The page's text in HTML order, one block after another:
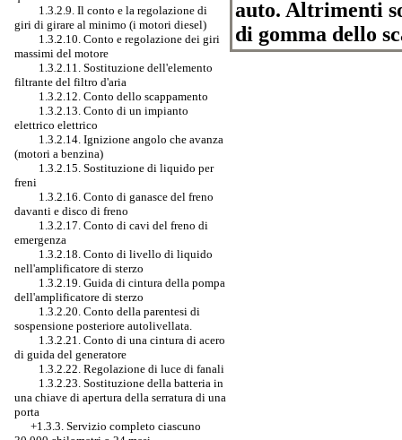
1.3.2.9. Il conto e la regolazione di
giri di girare al minimo (i motori diesel)
1.3.2.10. Conto e regolazione dei giri
massimi del motore
1.3.2.11. Sostituzione dell'elemento
filtrante del filtro d'aria
1.3.2.12. Conto dello scappamento
1.3.2.13. Conto di un impianto
elettrico elettrico
1.3.2.14. Ignizione angolo che avanza
(motori a benzina)
1.3.2.15. Sostituzione di liquido per
freni
1.3.2.16. Conto di ganasce del freno
davanti e disco di freno
1.3.2.17. Conto di cavi del freno di
emergenza
1.3.2.18. Conto di livello di liquido
nell'amplificatore di sterzo
1.3.2.19. Guida di cintura della pompa
dell'amplificatore di sterzo
1.3.2.20. Conto della parentesi di
sospensione posteriore autolivellata.
1.3.2.21. Conto di una cintura di acero
di guida del generatore
1.3.2.22. Regolazione di luce di fanali
1.3.2.23. Sostituzione della batteria in
una chiave di apertura della serratura di una
porta
+1.3.3. Servizio completo ciascuno
auto. Altrimenti
di gomma dello